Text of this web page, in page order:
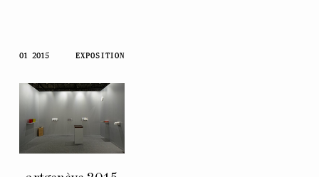
01 2015 EXPOSITION